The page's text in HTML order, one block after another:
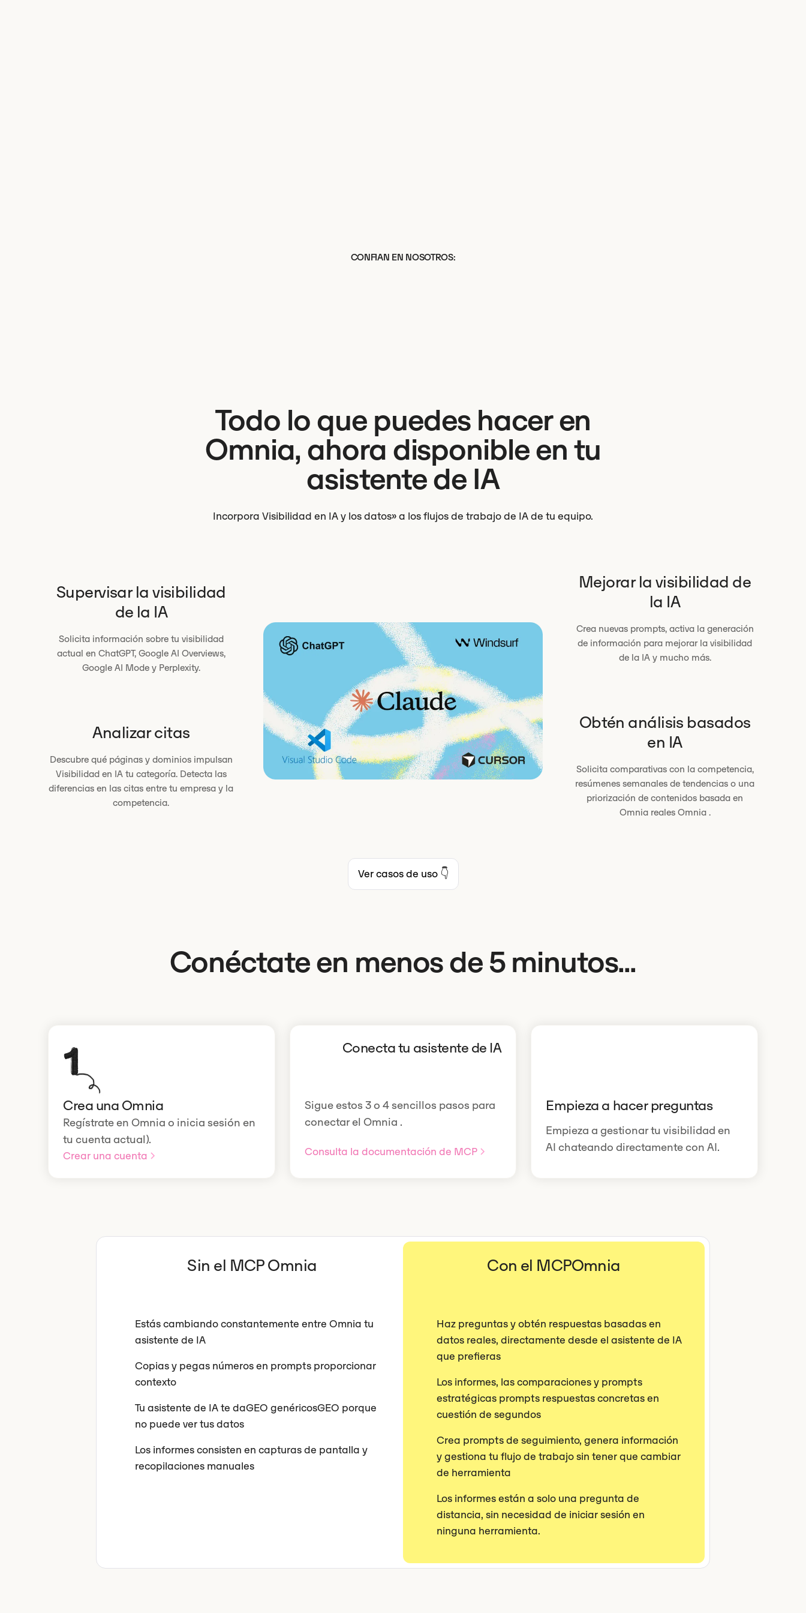
CONFIAN EN NOSOTROS:
Todo lo que puedes hacer en
Omnia, ahora disponible en tu
asistente de IA
Incorpora Visibilidad en IA y los datos» a los flujos de trabajo de IA de tu equipo.
Supervisar la visibilidad
de la IA
Solicita información sobre tu visibilidad
actual en ChatGPT, Google AI Overviews,
Google AI Mode y Perplexity.
Analizar citas
Descubre qué páginas y dominios impulsan
Visibilidad en IA tu categoría. Detecta las
diferencias en las citas entre tu empresa y la
competencia.
Mejorar la visibilidad de
la IA
Crea nuevas prompts, activa la generación
de información para mejorar la visibilidad
de la IA y mucho más.
Obtén análisis basados
en IA
Solicita comparativas con la competencia,
resúmenes semanales de tendencias o una
priorización de contenidos basada en
Omnia reales Omnia .
Ver casos de uso 👇
Conéctate en menos de 5 minutos...
Crea una Omnia
Regístrate en Omnia o inicia sesión en
tu cuenta actual).
Crear una cuenta
Conecta tu asistente de IA
Sigue estos 3 o 4 sencillos pasos para
conectar el Omnia .
Consulta la documentación de MCP
Empieza a hacer preguntas
Empieza a gestionar tu visibilidad en
AI chateando directamente con AI.
Sin el MCP Omnia
Estás cambiando constantemente entre Omnia tu
asistente de IA
Copias y pegas números en prompts proporcionar
contexto
Tu asistente de IA te daGEO genéricosGEO porque
no puede ver tus datos
Los informes consisten en capturas de pantalla y
recopilaciones manuales
Con el MCPOmnia
Haz preguntas y obtén respuestas basadas en
datos reales, directamente desde el asistente de IA
que prefieras
Los informes, las comparaciones y prompts
estratégicas prompts respuestas concretas en
cuestión de segundos
Crea prompts de seguimiento, genera información
y gestiona tu flujo de trabajo sin tener que cambiar
de herramienta
Los informes están a solo una pregunta de
distancia, sin necesidad de iniciar sesión en
ninguna herramienta.